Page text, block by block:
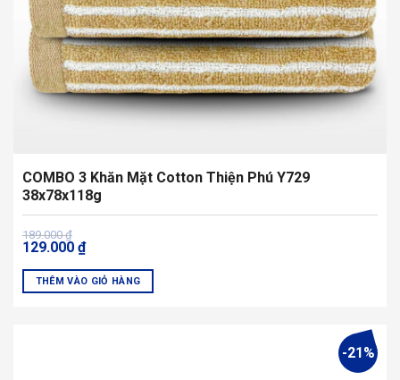
COMBO 3 Khăn Mặt Cotton Thiện Phú Y729
38x78x118g
189.000₫
Giá
gốc
189.000 ₫.
129.000 ₫
Giá
hiện
129.000 ₫.
THÊM VÀO GIỎ HÀNG
-21%